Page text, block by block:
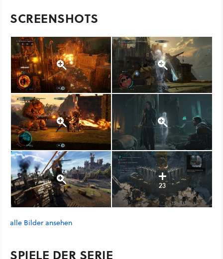
SCREENSHOTS
23
alle Bilder ansehen
SPIELE DER SERIE